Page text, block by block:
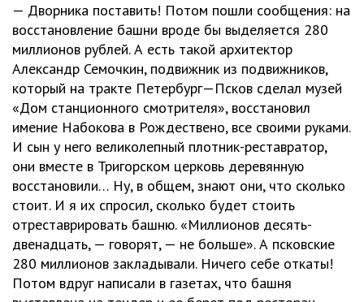
— Дворника поставить! Потом пошли сообщения: на
восстановление башни вроде бы выделяется 280
миллионов рублей. А есть такой архитектор
Александр Семочкин, подвижник из подвижников,
который на тракте Петербург—Псков сделал музей
«Дом станционного смотрителя», восстановил
имение Набокова в Рождествено, все своими руками.
И сын у него великолепный плотник-реставратор,
они вместе в Тригорском церковь деревянную
восстановили… Ну, в общем, знают они, что сколько
стоит. И я их спросил, сколько будет стоить
отреставрировать башню. «Миллионов десять-
двенадцать, — говорят, — не больше». А псковские
280 миллионов закладывали. Ничего себе откаты!
Потом вдруг написали в газетах, что башня